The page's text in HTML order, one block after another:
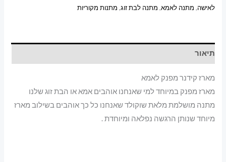
לאישה, מתנה לאמא, מתנה לבת זוג, מתנות מקוריות
תיאור
מארז קידנר מפנק לאמא
מארז מפנק במיוחד למי שאנחנו אוהבים אמא או הבת זוג שלנו
מתנה מושלמת מלאת שוקולד שאנחנו כל כך אוהבים בשילוב מארז
מיוחד שנותן הרגשה נפלאה ומיוחדת .